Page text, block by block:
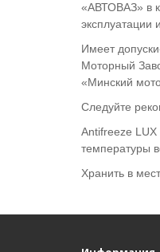
«АВТОВАЗ» в
эксплуатации
Имеет
Моторный
«Минский
Следуйте
Antifreeze
температуры
Хранить в